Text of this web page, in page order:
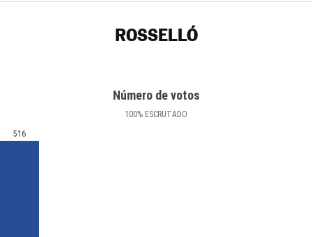
ROSSELLÓ
Número de votos
100% ESCRUTADO
516